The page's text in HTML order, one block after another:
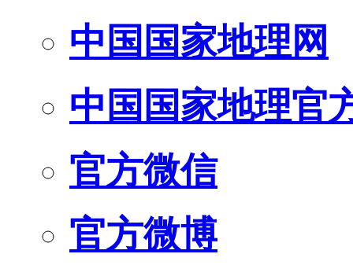
中国国家地理网
中国国家地理官
官方微信
官方微博